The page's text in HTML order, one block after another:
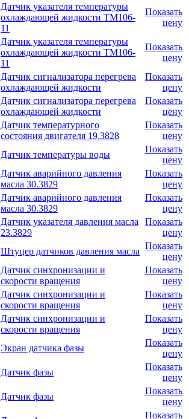
Датчик указателя температуры
охлаждающей жидкости ТМ106-
11
Показать
цену
Датчик указателя температуры
охлаждающей жидкости ТМ106-
11
Показать
цену
Датчик сигнализатора перегрева
охлаждающей жидкости
Показать
цену
Датчик сигнализатора перегрева
охлаждающей жидкости
Показать
цену
Датчик температурного
состояния двигателя 19.3828
Показать
цену
Датчик температуры воды
Показать
цену
Датчик аварийного давления
масла 30.3829
Показать
цену
Датчик аварийного давления
масла 30.3829
Показать
цену
Датчик указателя давления масла
23.3829
Показать
цену
Штуцер датчиков давления масла
Показать
цену
Датчик синхронизации и
скорости вращения
Показать
цену
Датчик синхронизации и
скорости вращения
Показать
цену
Датчик синхронизации и
скорости вращения
Показать
цену
Экран датчика фазы
Показать
цену
Датчик фазы
Показать
цену
Датчик фазы
Показать
цену
Показать